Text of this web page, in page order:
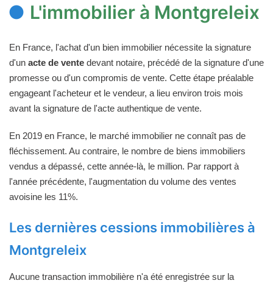
L'immobilier à Montgreleix
En France, l'achat d'un bien immobilier nécessite la signature
d'un acte de vente devant notaire, précédé de la signature d'une
promesse ou d'un compromis de vente. Cette étape préalable
engageant l'acheteur et le vendeur, a lieu environ trois mois
avant la signature de l'acte authentique de vente.
En 2019 en France, le marché immobilier ne connaît pas de
fléchissement. Au contraire, le nombre de biens immobiliers
vendus a dépassé, cette année-là, le million. Par rapport à
l'année précédente, l'augmentation du volume des ventes
avoisine les 11%.
Les dernières cessions immobilières à
Montgreleix
Aucune transaction immobilière n'a été enregistrée sur la